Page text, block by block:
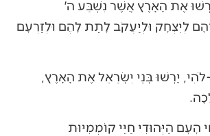
אֶת הָאָרֶץ אֲשֶׁר נִשְׁבַּע ה׳
לְיִצְחָק וּלְיַעֲקֹב לָתֵת לָהֶם וּלְזַרְעָם
לֹהִי, יָרְשׁוּ בְּנֵי יִשְׂרַאֵל אֶת הָאָרֶץ,
הַיְּהוּדִי חַיֵּי קוֹמְמִיּוּת